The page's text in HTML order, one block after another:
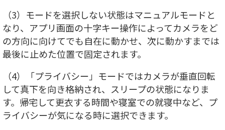
（3）モードを選択しない状態はマニュアルモードと
なり、アプリ画面の十字キー操作によってカメラをど
の方向に向けてでも自在に動かせ、次に動かすまでは
最後に止めた位置で固定されます。
（4）「プライバシー」モードではカメラが垂直回転
して真下を向き格納され、スリープの状態になりま
す。帰宅して更衣する時間や寝室での就寝中など、プ
ライバシーが気になる時に選択できます。